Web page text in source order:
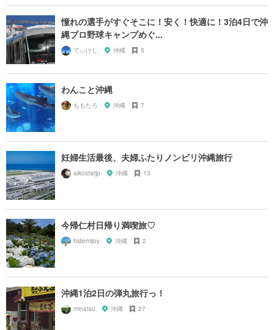
憧れの選手がすぐそこに！安く！快適に！3泊4日で沖
縄プロ野球キャンプめぐ...
てぃけし 沖縄 5
わんこと沖縄
ももたろ 沖縄 7
妊婦生活最後、夫婦ふたりノンビリ沖縄旅行
aikostarjp 沖縄 13
今帰仁村日帰り満喫旅♡
hidemijoy 沖縄 2
沖縄1泊2日の弾丸旅行っ！
minatsu 沖縄 27